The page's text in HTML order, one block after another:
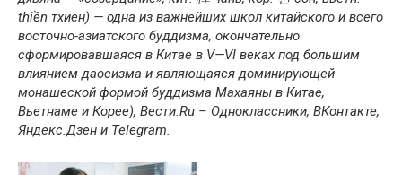
thiền тхиен) — одна из важнейших школ китайского и всего
восточно-азиатского буддизма, окончательно
сформировавшаяся в Китае в V—VI веках под большим
влиянием даосизма и являющаяся доминирующей
монашеской формой буддизма Махаяны в Китае,
Вьетнаме и Корее), Вести.Ru – Одноклассники, ВКонтакте,
Яндекс.Дзен и Telegram.